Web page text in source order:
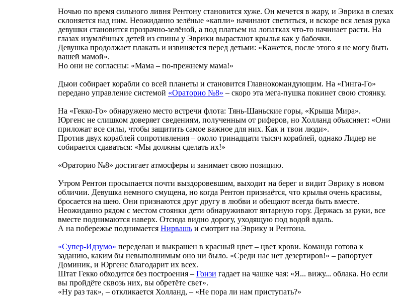
Ночью по время сильного ливня Рентону становится хуже. Он мечется в жару, и Эврика в слезах
склоняется над ним. Неожиданно зелёные «капли» начинают светиться, и вскоре вся левая рука
девушки становится прозрачно-зелёной, а под платьем на лопатках что-то начинает расти. На
глазах изумлённых детей из спины у Эврики вырастают крылья как у бабочки.
Девушка продолжает плакать и извиняется перед детьми: «Кажется, после этого я не могу быть
вашей мамой».
Но они не согласны: «Мама – по-прежнему мама!»
Дьюи собирает корабли со всей планеты и становится Главнокомандующим. На «Гинга-Го»
передано управление системой «Ораторио №8» – скоро эта мега-пушка покинет свою стоянку.
На «Гекко-Го» обнаружено место встречи флота: Тянь-Шаньские горы, «Крыша Мира».
Юргенс не слишком доверяет сведениям, полученным от риферов, но Холланд объясняет: «Они
приложат все силы, чтобы защитить самое важное для них. Как и твои люди».
Против двух кораблей сопротивления – около тринадцати тысяч кораблей, однако Лидер не
собирается сдаваться: «Мы должны сделать их!»
«Ораторио №8» достигает атмосферы и занимает свою позицию.
Утром Рентон просыпается почти выздоровевшим, выходит на берег и видит Эврику в новом
обличии. Девушка немного смущена, но когда Рентон признаётся, что крылья очень красивы,
бросается на шею. Они признаются друг другу в любви и обещают всегда быть вместе.
Неожиданно рядом с местом стоянки дети обнаруживают янтарную гору. Держась за руки, все
вместе поднимаются наверх. Отсюда видно дорогу, уходящую под водой вдаль.
А на побережье поднимается Нирвашь и смотрит на Эврику и Рентона.
«Супер-Идзумо» переделан и выкрашен в красный цвет – цвет крови. Команда готова к
заданию, каким бы невыполнимым оно ни было. «Среди нас нет дезертиров!» – рапортует
Доминик, и Юргенс благодарит их всех.
Штат Гекко обходится без построения – Гонзи гадает на чашке чая: «Я... вижу... облака. Но если
вы пройдёте сквозь них, вы обретёте свет».
«Ну раз так», – откликается Холланд, – «Не пора ли нам приступать?»